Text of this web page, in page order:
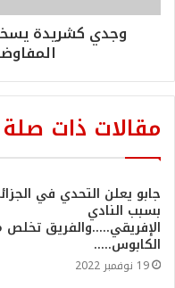
وجدي كشريدة
مقالات ذات صلة
جابو يعلن التحدي في
بسبب النادي
الإفريقي…..والفريق
الكابوس…..
19 نوفمبر 2022